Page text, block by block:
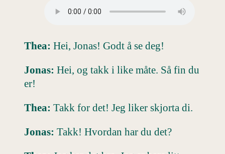
Thea: Hei, Jonas! Godt å se deg!
Jonas: Hei, og takk i like måte. Så fin du
er!
Thea: Takk for det! Jeg liker skjorta di.
Jonas: Takk! Hvordan har du det?